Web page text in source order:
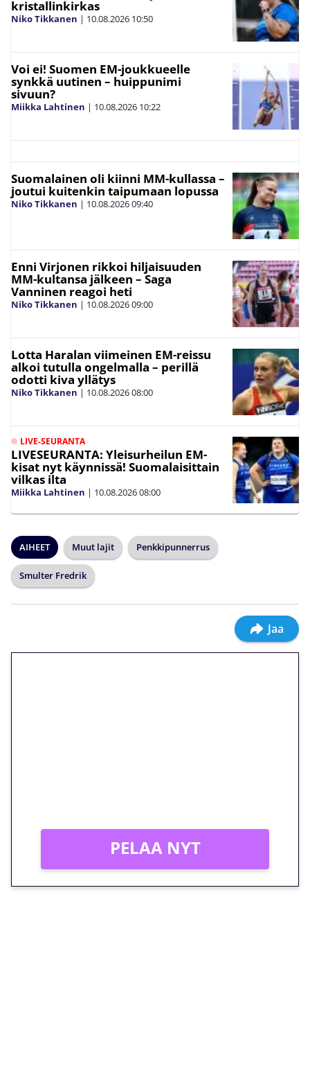
kristallinkirkas
Niko Tikkanen | 10.08.2026 10:50
Voi ei! Suomen EM-joukkueelle
synkkä uutinen – huippunimi
sivuun?
Miikka Lahtinen | 10.08.2026 10:22
Suomalainen oli kiinni MM-kullassa –
joutui kuitenkin taipumaan lopussa
Niko Tikkanen | 10.08.202609:40
Enni Virjonen rikkoi hiljaisuuden
MM-kultansa jälkeen – Saga
Vanninen reagoi heti
Niko Tikkanen | 10.08.202609:00
Lotta Haralan viimeinen EM-reissu
alkoi tutulla ongelmalla – perillä
odotti kiva yllätys
Niko Tikkanen | 10.08.202608:00
LIVE-SEURANTA
LIVESEURANTA: Yleisurheilun EM-
kisat nyt käynnissä! Suomalaisittain
vilkas ilta
Miikka Lahtinen | 10.08.202608:00
AIHEET Muut lajit Penkkipunnerrus
Smulter Fredrik
Jaa
PELAA NYT